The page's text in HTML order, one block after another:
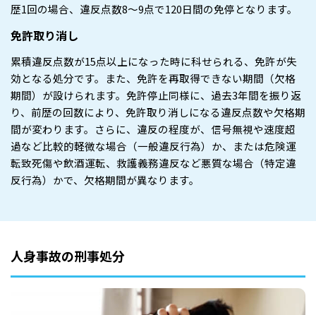
歴1回の場合、違反点数8～9点で120日間の免停となります。
免許取り消し
累積違反点数が15点以上になった時に科せられる、免許が失
効となる処分です。また、免許を再取得できない期間（欠格
期間）が設けられます。免許停止同様に、過去3年間を振り返
り、前歴の回数により、免許取り消しになる違反点数や欠格期
間が変わります。さらに、違反の程度が、信号無視や速度超
過など比較的軽微な場合（一般違反行為）か、または危険運
転致死傷や飲酒運転、救護義務違反など悪質な場合（特定違
反行為）かで、欠格期間が異なります。
人身事故の刑事処分